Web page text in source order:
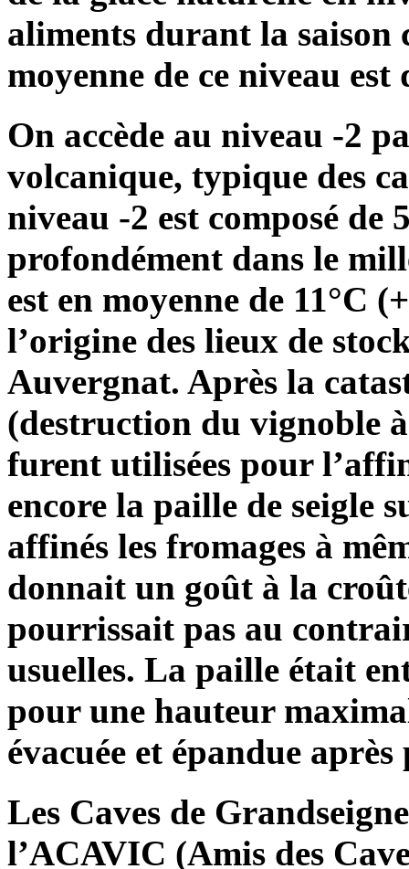
aliments durant la saison
moyenne de ce niveau est
On accède au niveau -2
volcanique, typique des
niveau -2 est composé de
profondément dans le
est en moyenne de 11°C
l’origine des lieux de
Auvergnat. Après la
(destruction du vignoble
furent utilisées pour
encore la paille de seigle
affinés les fromages à
donnait un goût à la
pourrissait pas au
usuelles. La paille était
pour une hauteur
évacuée et épandue
Les Caves de
l’ACAVIC (Amis des